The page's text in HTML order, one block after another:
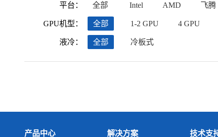
平台：
GPU机型：
液冷：
全部 Intel AMD 飞腾
全部 1-2 GPU 4 GPU
全部 冷板式
产品中心 解决方案 技术支